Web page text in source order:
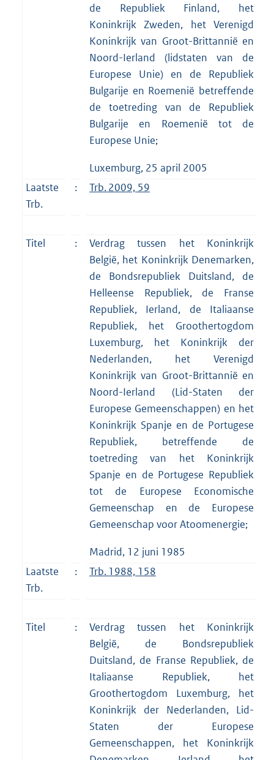
de Republiek Finland, het
Koninkrijk Zweden, het Verenigd
Koninkrijk van Groot-Brittannië en
Noord-Ierland (lidstaten van de
Europese Unie) en de Republiek
Bulgarije en Roemenië betreffende
de toetreding van de Republiek
Bulgarije en Roemenië tot de
Europese Unie;
Luxemburg, 25 april 2005
Laatste
Trb.
: Trb. 2009, 59
Titel :
Verdrag tussen het Koninkrijk
België, het Koninkrijk Denemarken,
de Bondsrepubliek Duitsland, de
Helleense Republiek, de Franse
Republiek, Ierland, de Italiaanse
Republiek, het Groothertogdom
Luxemburg, het Koninkrijk der
Nederlanden, het Verenigd
Koninkrijk van Groot-Brittannië en
Noord-Ierland (Lid-Staten der
Europese Gemeenschappen) en het
Koninkrijk Spanje en de Portugese
Republiek, betreffende de
toetreding van het Koninkrijk
Spanje en de Portugese Republiek
tot de Europese Economische
Gemeenschap en de Europese
Gemeenschap voor Atoomenergie;
Madrid, 12 juni 1985
Laatste
Trb.
: Trb. 1988, 158
Titel :
Verdrag tussen het Koninkrijk
België, de Bondsrepubliek
Duitsland, de Franse Republiek, de
Italiaanse Republiek, het
Groothertogdom Luxemburg, het
Koninkrijk der Nederlanden, Lid-
Staten der Europese
Gemeenschappen, het Koninkrijk